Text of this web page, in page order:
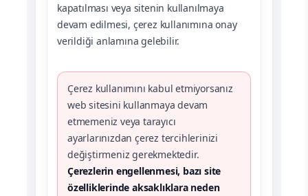
kapatılması veya sitenin kullanılmaya
devam edilmesi, çerez kullanımına onay
verildiği anlamına gelebilir.
Çerez kullanımını kabul etmiyorsanız
web sitesini kullanmaya devam
etmemeniz veya tarayıcı
ayarlarınızdan çerez tercihlerinizi
değiştirmeniz gerekmektedir.
Çerezlerin engellenmesi, bazı site
özelliklerinde aksaklıklara neden